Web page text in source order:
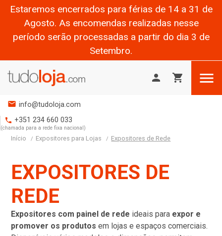
Estaremos encerrados para férias de 14 a 31 de
Agosto. As encomendas realizadas nesse
período serão processadas a partir do dia 3 de
Setembro.
person shopping_cart 
mail info@tudoloja.com
phone +351 234 660 033
(chamada para a rede fixa nacional)
Início Expositores para Lojas Expositores de Rede
EXPOSITORES DE
REDE
Expositores com painel de rede ideais para expor e
promover os produtos em lojas e espaços comerciais.